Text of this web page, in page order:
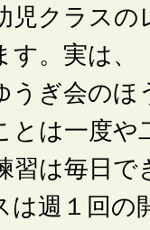
児クラスの
す。実は、
うぎ会のほ
とは一度や
習は毎日で
は週１回の